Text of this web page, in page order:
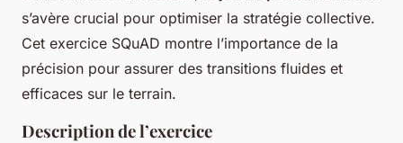
s’avère crucial pour optimiser la stratégie collective.
Cet exercice SQuAD montre l’importance de la
précision pour assurer des transitions fluides et
efficaces sur le terrain.
Description de l’exercice